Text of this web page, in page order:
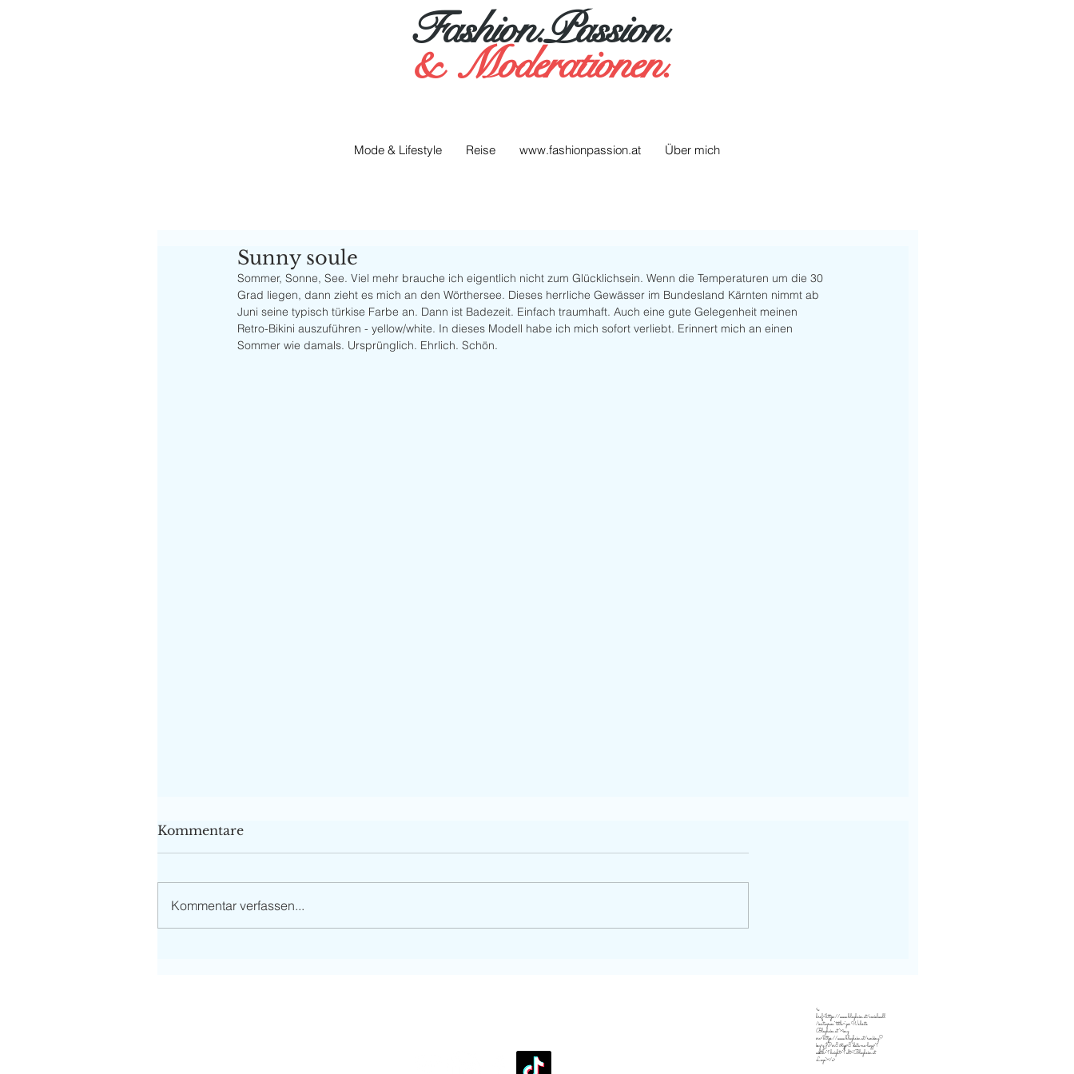
Fashion.Passion.
& Moderationen.
Mode & Lifestyle Reise www.fashionpassion.at Über mich
Sunny soule
Sommer, Sonne, See. Viel mehr brauche ich eigentlich nicht zum Glücklichsein. Wenn die Temperaturen um die 30
Grad liegen, dann zieht es mich an den Wörthersee. Dieses herrliche Gewässer im Bundesland Kärnten nimmt ab
Juni seine typisch türkise Farbe an. Dann ist Badezeit. Einfach traumhaft. Auch eine gute Gelegenheit meinen
Retro-Bikini auszuführen - yellow/white. In dieses Modell habe ich mich sofort verliebt. Erinnert mich an einen
Sommer wie damals. Ursprünglich. Ehrlich. Schön.
Kommentare
Kommentar verfassen...
<a
href="https://www.blogheim.at/socialwall
/instagram" title="zur Website
Blogheim.at"><img
src="https://www.blogheim.at/ranking?
key=qJPsr8&typ=8" data-no-lazy="1"
width="1" height="1" alt="Blogheim.at
Logo"></a>